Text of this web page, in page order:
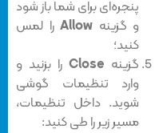
پنجر‌ه‌ای برای شما باز شود
و گزینهAllowرا لمس
کنید؛
گزینهCloseرا بزنید و
وارد تنظیمات گوشی
شوید. داخل تنظیمات،
مسیر زیر را طی کنید: